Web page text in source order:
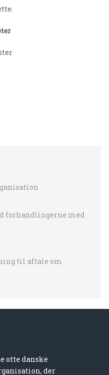
forhandlingerne med
til aftale om
otte danske
der